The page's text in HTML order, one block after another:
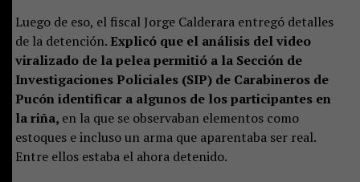
Luego de eso, el fiscal Jorge Calderara entregó detalles
de la detención. Explicó que el análisis del video
viralizado de la pelea permitió a la Sección de
Investigaciones Policiales (SIP) de Carabineros de
Pucón identificar a algunos de los participantes en
la riña, en la que se observaban elementos como
estoques e incluso un arma que aparentaba ser real.
Entre ellos estaba el ahora detenido.